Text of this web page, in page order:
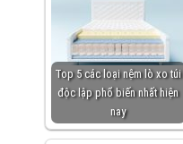
Top 5 các loại nệm lò xo túi
độc lập phổ biến nhất hiện
nay